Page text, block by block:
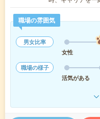
職場の雰囲気
男女比率
女性
職場の様子
活気がある